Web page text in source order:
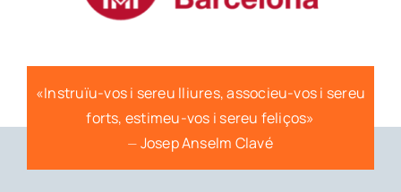
«Instruïu-vos i sereu lliures, associeu-vos i sereu
forts, estimeu-vos i sereu feliços»
⏤ Josep Anselm Clavé